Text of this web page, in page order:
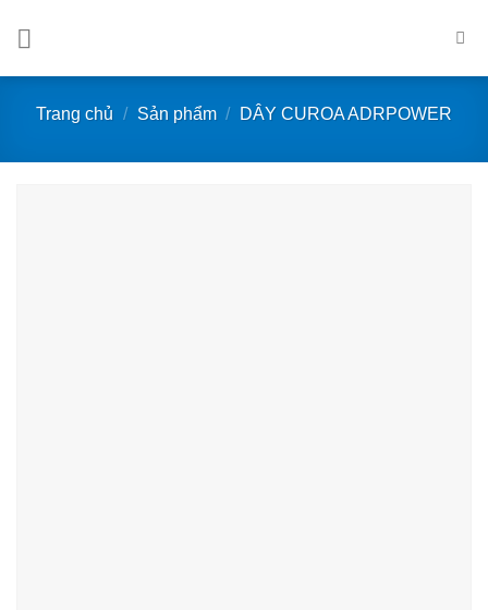
Trang chủ / Sản phẩm / DÂY CUROA ADRPOWER